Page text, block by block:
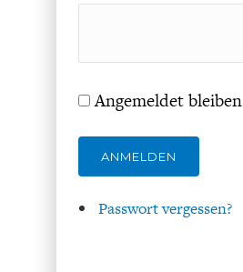
Angemeldet bleiben
ANMELDEN
Passwort vergessen?